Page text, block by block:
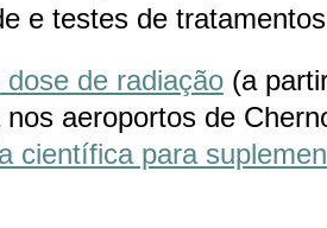
e testes de
de radiação(a
nos aeroportos de
científica para